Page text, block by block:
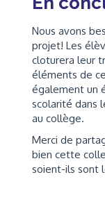
Nous avons
projet! Les
cloturera leur
éléments de
également un
scolarité dans
au collège.
Merci de
bien cette
soient-ils sont